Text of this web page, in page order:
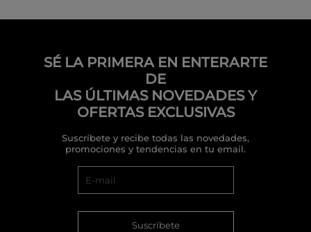
SÉ LA PRIMERA EN ENTERARTE
DE
LAS ÚLTIMAS NOVEDADES Y
OFERTAS EXCLUSIVAS
Suscríbete y recibe todas las novedades,
promociones y tendencias en tu email.
Suscríbete